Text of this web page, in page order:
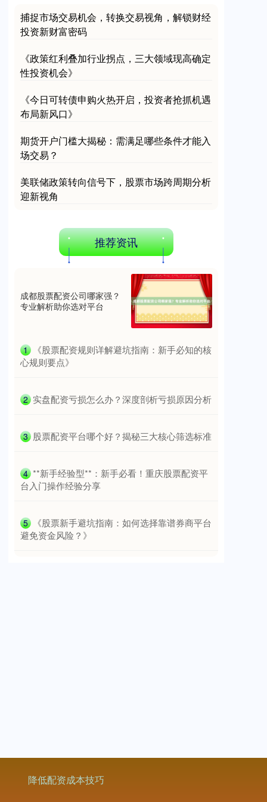
捕捉市场交易机会，转换交易视角，解锁财经
投资新财富密码
《政策红利叠加行业拐点，三大领域现高确定
性投资机会》
《今日可转债申购火热开启，投资者抢抓机遇
布局新风口》
期货开户门槛大揭秘：需满足哪些条件才能入
场交易？
美联储政策转向信号下，股票市场跨周期分析
迎新视角
推荐资讯
成都股票配资公司哪家强？
专业解析助你选对平台
1
​《股票配资规则详解避坑指南：新手必知的核
心规则要点》
2 ​实盘配资亏损怎么办？深度剖析亏损原因分析
3 ​股票配资平台哪个好？揭秘三大核心筛选标准
4 ​**新手经验型**：新手必看！重庆股票配资平
台入门操作经验分享
5
​《股票新手避坑指南：如何选择靠谱券商平台
避免资金风险？》
降低配资成本技巧